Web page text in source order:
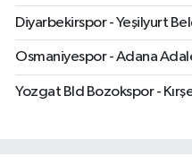
Diyarbekirspor - Yeşilyurt
Osmaniyespor - Adana
Yozgat Bld Bozokspor -